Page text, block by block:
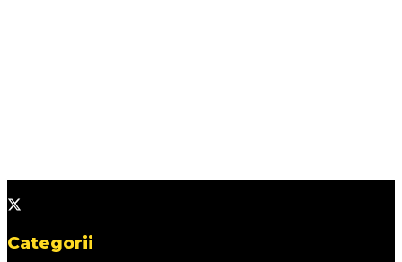
Categorii